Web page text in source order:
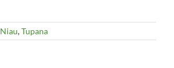
Niau,Tupana